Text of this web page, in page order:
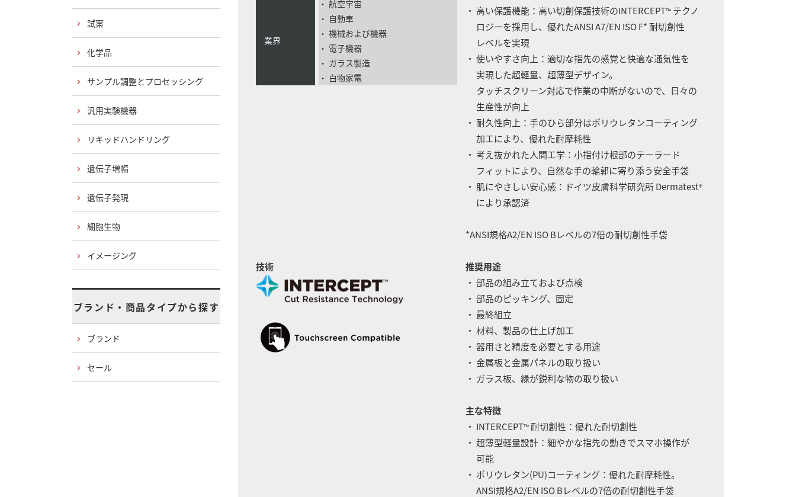
業界
・ 航空宇宙
・ 自動車
・ 機械および機器
・ 電子機器
・ ガラス製造
・ 白物家電
・ 高い保護機能：高い切創保護技術のINTERCEPT™ テクノ
ロジーを採用し、優れたANSI A7/EN ISO F* 耐切創性
レベルを実現
・ 使いやすさ向上：適切な指先の感覚と快適な通気性を
実現した超軽量、超薄型デザイン。
タッチスクリーン対応で作業の中断がないので、日々の
生産性が向上
・ 耐久性向上：手のひら部分はポリウレタンコーティング
加工により、優れた耐摩耗性
・ 考え抜かれた人間工学：小指付け根部のテーラード
フィットにより、自然な手の輪郭に寄り添う安全手袋
・ 肌にやさしい安心感：ドイツ皮膚科学研究所 Dermatest®
により承認済
*ANSI規格A2/EN ISO Bレベルの7倍の耐切創性手袋
技術
推奨用途
・ 部品の組み立ておよび点検
・ 部品のピッキング、固定
・ 最終組立
・ 材料、製品の仕上げ加工
・ 器用さと精度を必要とする用途
・ 金属板と金属パネルの取り扱い
・ ガラス板、縁が鋭利な物の取り扱い
主な特徴
・ INTERCEPT™耐切創性：優れた耐切創性
・ 超薄型軽量設計：細やかな指先の動きでスマホ操作が
可能
・ ポリウレタン(PU)コーティング：優れた耐摩耗性。
ANSI規格A2/EN ISO Bレベルの7倍の耐切創性手袋
試薬
化学品
サンプル調整とプロセッシング
汎用実験機器
リキッドハンドリング
遺伝子増幅
遺伝子発現
細胞生物
イメージング
ブランド・商品タイプから探す
ブランド
セール